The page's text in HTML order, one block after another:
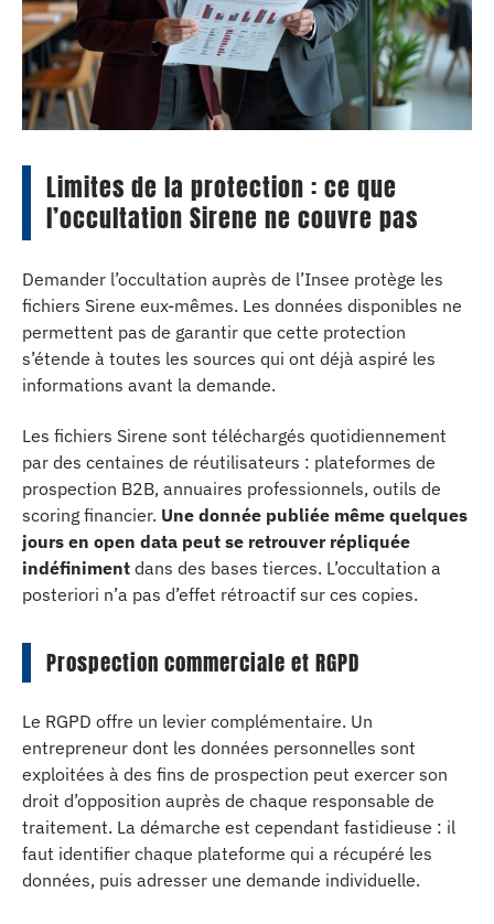
Limites de la protection : ce que
l’occultation Sirene ne couvre pas
Demander l’occultation auprès de l’Insee protège les
fichiers Sirene eux-mêmes. Les données disponibles ne
permettent pas de garantir que cette protection
s’étende à toutes les sources qui ont déjà aspiré les
informations avant la demande.
Les fichiers Sirene sont téléchargés quotidiennement
par des centaines de réutilisateurs : plateformes de
prospection B2B, annuaires professionnels, outils de
scoring financier. Une donnée publiée même quelques
jours en open data peut se retrouver répliquée
indéfiniment dans des bases tierces. L’occultation a
posteriori n’a pas d’effet rétroactif sur ces copies.
Prospection commerciale et RGPD
Le RGPD offre un levier complémentaire. Un
entrepreneur dont les données personnelles sont
exploitées à des fins de prospection peut exercer son
droit d’opposition auprès de chaque responsable de
traitement. La démarche est cependant fastidieuse : il
faut identifier chaque plateforme qui a récupéré les
données, puis adresser une demande individuelle.